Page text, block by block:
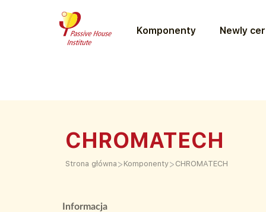
Komponenty Newly
CHROMATECH
Strona główna > Komponenty> CHROMATECH
Informacja